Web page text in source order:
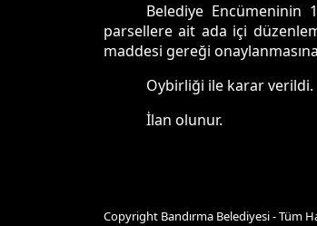
Belediye Encümeninin
parsellere ait ada içi
maddesi gereği
Oybirliği ile karar verildi.
İlan olunur.
Copyright Bandırma Belediyesi - Tüm